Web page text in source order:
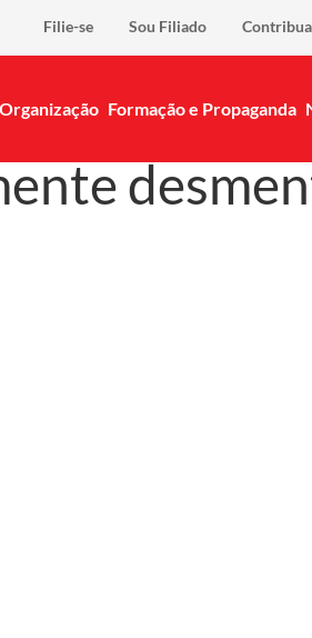
Filie-se Sou Filiado Contribua
Organização Formação e Propaganda